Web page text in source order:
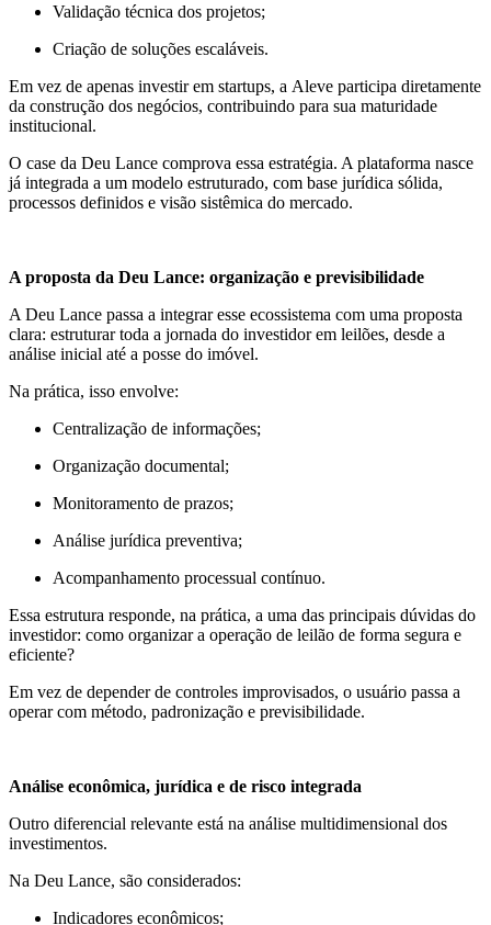
Validação técnica dos projetos;
Criação de soluções escaláveis.
Em vez de apenas investir em startups, a Aleve participa diretamente
da construção dos negócios, contribuindo para sua maturidade
institucional.
O case da Deu Lance comprova essa estratégia. A plataforma nasce
já integrada a um modelo estruturado, com base jurídica sólida,
processos definidos e visão sistêmica do mercado.
A proposta da Deu Lance: organização e previsibilidade
A Deu Lance passa a integrar esse ecossistema com uma proposta
clara: estruturar toda a jornada do investidor em leilões, desde a
análise inicial até a posse do imóvel.
Na prática, isso envolve:
Centralização de informações;
Organização documental;
Monitoramento de prazos;
Análise jurídica preventiva;
Acompanhamento processual contínuo.
Essa estrutura responde, na prática, a uma das principais dúvidas do
investidor: como organizar a operação de leilão de forma segura e
eficiente?
Em vez de depender de controles improvisados, o usuário passa a
operar com método, padronização e previsibilidade.
Análise econômica, jurídica e de risco integrada
Outro diferencial relevante está na análise multidimensional dos
investimentos.
Na Deu Lance, são considerados:
Indicadores econômicos;